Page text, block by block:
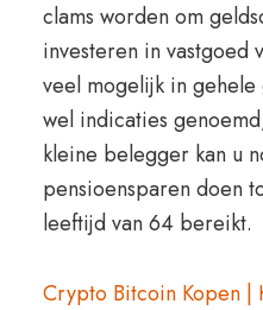
clams worden om
investeren in vastgoed
veel mogelijk in
wel indicaties
kleine belegger kan u
pensioensparen doen
leeftijd van 64 bereikt.
Crypto Bitcoin Kopen |